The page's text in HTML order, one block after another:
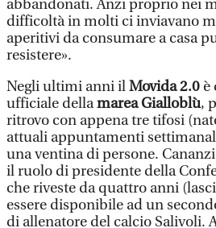
abbandonati. Anzi proprio nei
difficoltà in molti ci inviavano
aperitivi da consumare a casa
resistere».
Negli ultimi anni ilMovida 2.0 è
ufficiale dellamarea Gialloblù,
ritrovo con appena tre tifosi
attuali appuntamenti
una ventina di persone.
il ruolo di presidente della
che riveste da quattro anni
essere disponibile ad un
di allenatore del calcio Salivoli.